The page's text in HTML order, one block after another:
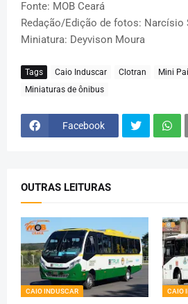
Fonte: MOB Ceará
Redação/Edição de fotos: Narcísio
Miniatura: Deyvison Moura
Tags Caio Induscar Clotran
Mini
Miniaturas de ônibus
Facebook
OUTRAS LEITURAS
CAIO INDUSCAR CAIO